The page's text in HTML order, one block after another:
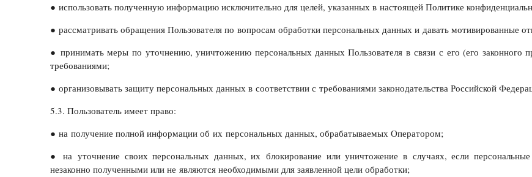
● использовать полученную информацию исключительно для целей, указанных в настоящей Политике
● рассматривать обращения Пользователя по вопросам обработки персональных данных и давать мотивированные
● принимать меры по уточнению, уничтожению персональных данных Пользователя в связи с его (его законного
требованиями;
● организовывать защиту персональных данных в соответствии с требованиями законодательства Российской
5.3. Пользователь имеет право:
● на получение полной информации об их персональных данных, обрабатываемых Оператором;
● на уточнение своих персональных данных, их блокирование или уничтожение в случаях, если
незаконно полученными или не являются необходимыми для заявленной цели обработки;